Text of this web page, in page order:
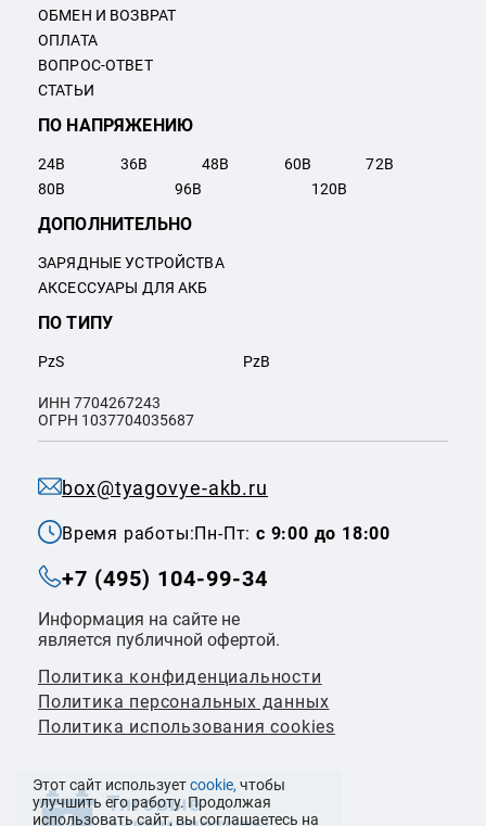
box@tyagovye-akb.ru
Время работы:Пн-Пт:с 9:00 до 18:00
+7 (495) 104-99-34
Информация на сайте не
является публичной офертой.
Политика конфиденциальности
Политикa персональных данных
Политика использования cookies
ОБМЕН И ВОЗВРАТ
ОПЛАТА
ВОПРОС-ОТВЕТ
СТАТЬИ
ПО НАПРЯЖЕНИЮ
24В 36В 48В 60В 72В
80В 96В 120В
ПО ТИПУ
PzS PzB
ДОПОЛНИТЕЛЬНО
ЗАРЯДНЫЕ УСТРОЙСТВА
АКСЕССУАРЫ ДЛЯ АКБ
ИНН 7704267243
ОГРН 1037704035687
Этот сайт используетcookie, чтобы
улучшить его работу. Продолжая
использовать сайт, вы соглашаетесь на